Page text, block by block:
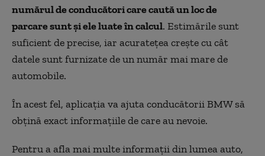
numărul de conducători care caută un loc de
parcare sunt şi ele luate în calcul. Estimările sunt
suficient de precise, iar acurateţea creşte cu cât
datele sunt furnizate de un număr mai mare de
automobile.
În acest fel, aplicația va ajuta conducătorii BMW să
obţină exact informaţiile de care au nevoie.
Pentru a afla mai multe informații din lumea auto,